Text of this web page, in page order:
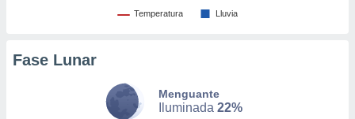
en
Temperatura Lluvia
Fase Lunar
Menguante
Iluminada 22%